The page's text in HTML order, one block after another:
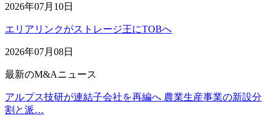
2026年07月10日
エリアリンクがストレージ王にTOBへ
2026年07月08日
最新のM&Aニュース
アルプス技研が連結子会社を再編へ 農業生産事業の新設分
割と派…